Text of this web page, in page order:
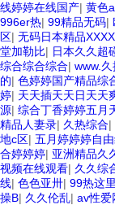
线婷婷在线国产| 黄色
996er热| 99精品无码|
区| 无码日本精品
堂加勒比| 日本久久超
综合综合综合| www.久
的| 色婷婷国产精品综
婷| 天天插天天日天天
源| 综合丁香婷婷五月
精品人妻录| 久热综合|
地c区| 五月婷婷婷自
合婷婷婷| 亚洲精品久
视频在线观看| 久久综
线| 色色亚卅| 99热这
操B| 久久伦乱| av性爱